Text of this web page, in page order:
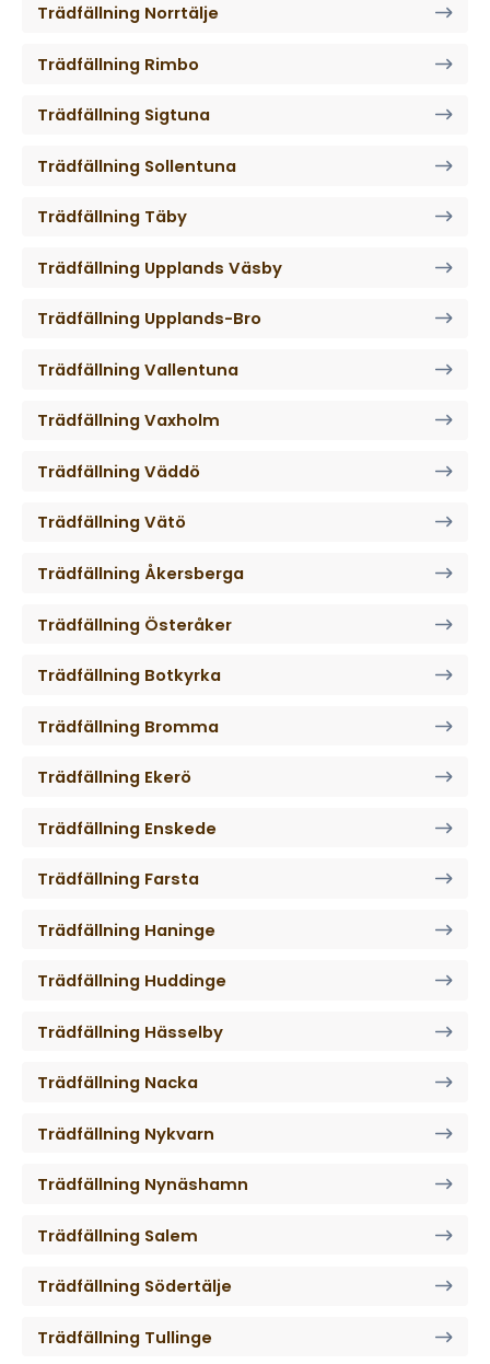
Trädfällning Norrtälje
Trädfällning Rimbo
Trädfällning Sigtuna
Trädfällning Sollentuna
Trädfällning Täby
Trädfällning Upplands Väsby
Trädfällning Upplands-Bro
Trädfällning Vallentuna
Trädfällning Vaxholm
Trädfällning Väddö
Trädfällning Vätö
Trädfällning Åkersberga
Trädfällning Österåker
Trädfällning Botkyrka
Trädfällning Bromma
Trädfällning Ekerö
Trädfällning Enskede
Trädfällning Farsta
Trädfällning Haninge
Trädfällning Huddinge
Trädfällning Hässelby
Trädfällning Nacka
Trädfällning Nykvarn
Trädfällning Nynäshamn
Trädfällning Salem
Trädfällning Södertälje
Trädfällning Tullinge